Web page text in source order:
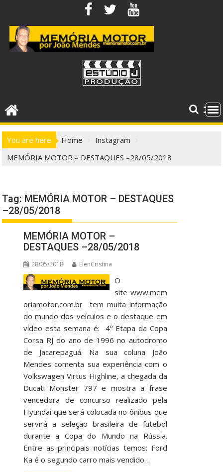
content
You are here Home
Instagram
MEMÓRIA MOTOR – DESTAQUES –28/05/2018
Tag: MEMÓRIA MOTOR – DESTAQUES
–28/05/2018
MEMÓRIA MOTOR –
DESTAQUES –28/05/2018
28/05/2018 ElenCristina
O
site www.mem
oriamotor.com.br tem muita informação
do mundo dos veículos e o destaque em
vídeo esta semana é: 4º Etapa da Copa
Corsa RJ do ano de 1996 no autodromo
de Jacarepaguá. Na sua coluna João
Mendes comenta sua experiência com o
Volkswagen Virtus Highline, a chegada da
Ducati Monster 797 e mostra a frase
vencedora de concurso realizado pela
Hyundai que será colocada no ônibus que
servirá a seleção brasileira de futebol
durante a Copa do Mundo na Rússia.
Entre as principais notícias temos: Ford
Ka é o segundo carro mais vendido…